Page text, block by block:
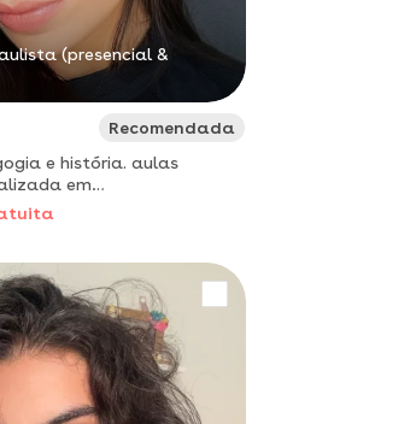
(presencial &
Recomendada
e história. aulas
em
em aprendizagem e